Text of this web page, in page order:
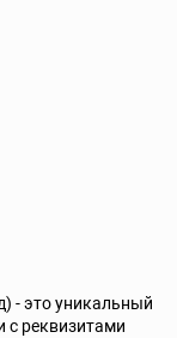
- это уникальный
с реквизитами